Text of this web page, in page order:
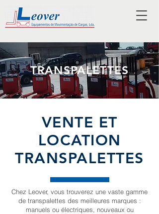
TRANSPALETTES
VENTE ET
LOCATION
TRANSPALETTES
Chez Leover, vous trouverez une vaste gamme
de transpalettes des meilleures marques :
manuels ou électriques, nouveaux ou